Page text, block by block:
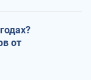
от